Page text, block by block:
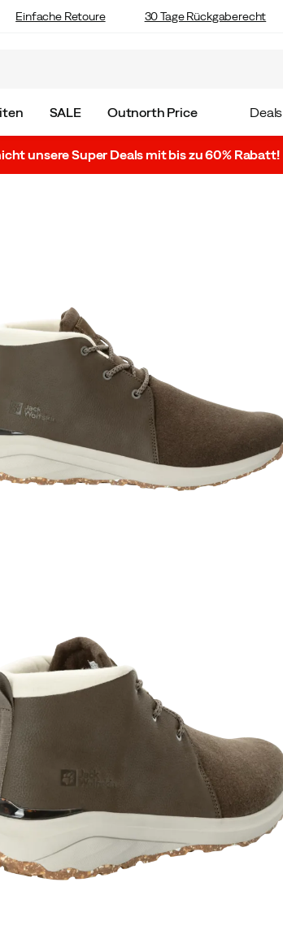
Einfache Retoure 30 Tage Rückgaberecht
SALE Outnorth Price Deals
unsere Super Deals mit bis zu 60% Rabatt!